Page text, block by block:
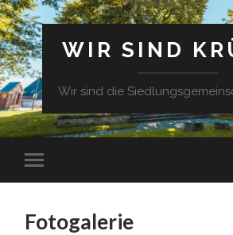
WIR SIND
Wir sind die
Fotogalerie